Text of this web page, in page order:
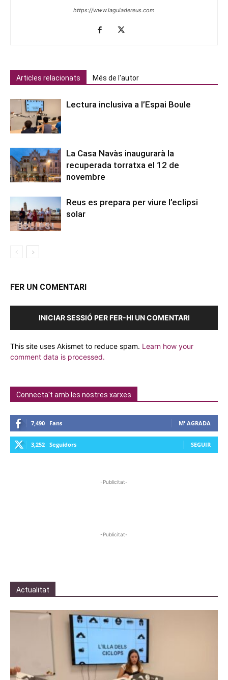
https://www.laguiadereus.com
Articles relacionats Més de l'autor
Lectura inclusiva a l’Espai Boule
La Casa Navàs inaugurarà la
recuperada torratxa el 12 de
novembre
Reus es prepara per viure l’eclipsi
solar
FER UN COMENTARI
INICIAR SESSIÓ PER FER-HI UN COMENTARI
This site uses Akismet to reduce spam. Learn how your
comment data is processed.
Connecta't amb les nostres xarxes
7,490 Fans M' AGRADA
3,252 Seguidors SEGUIR
-Publicitat-
-Publicitat-
Actualitat